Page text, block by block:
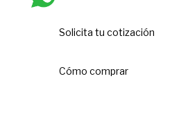
Solicita tu cotización
Cómo comprar